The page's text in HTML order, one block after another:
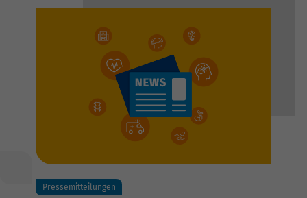
Pressemitteilungen